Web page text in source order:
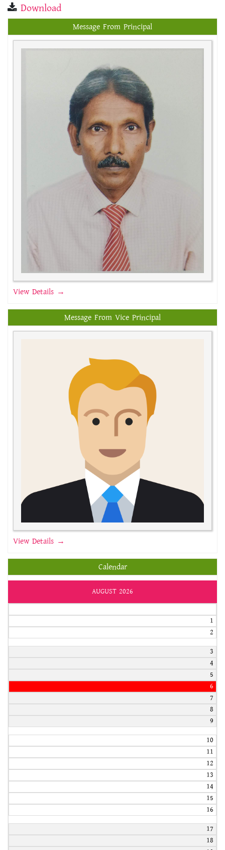
Download
Message From Principal
View Details →
Message From Vice Principal
View Details →
Calendar
AUGUST 2026
1
2
3
4
5
6
7
8
9
10
11
12
13
14
15
16
17
18